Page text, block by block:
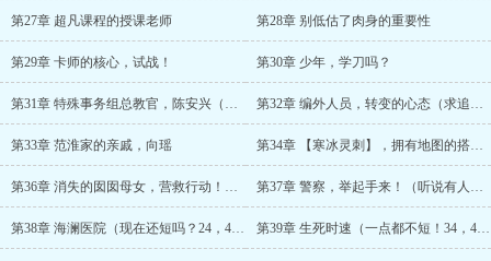
第27章 超凡课程的授课老师 第28章 别低估了肉身的重要性
第29章 卡师的核心，试战！ 第30章 少年，学刀吗？
第31章 特殊事务组总教官，陈安兴（求追读） 第32章 编外人员，转变的心态（求追读）
第33章 范淮家的亲戚，向瑶 第34章 【寒冰灵刺】，拥有地图的搭子。
第36章 消失的囡囡母女，营救行动！（求月票嘞） 第37章 警察，举起手来！（听说有人说我短？14，4更求追读！！）
第38章 海澜医院（现在还短吗？24，4更求追读！！） 第39章 生死时速（一点都不短！34，4更求追读！求月票！）